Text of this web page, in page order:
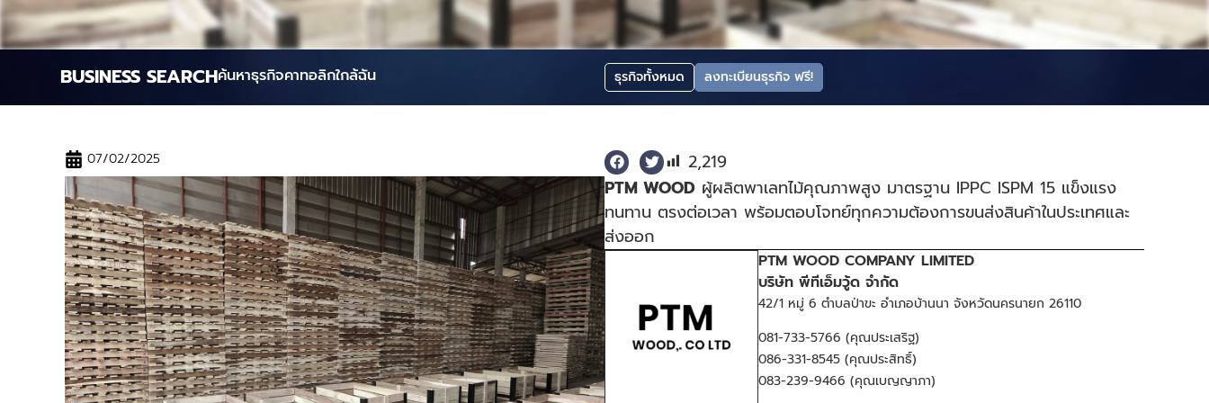
BUSINESS SEARCHค้นหาธุรกิจคาทอลิกใกล้ฉัน ธุรกิจทั้งหมด ลงทะเบียนธุรกิจ ฟรี!
07/02/2025
2,219
PTM WOOD ผู้ผลิตพาเลทไม้คุณภาพสูง มาตรฐาน IPPC ISPM 15 แข็งแรง
ทนทาน ตรงต่อเวลา พร้อมตอบโจทย์ทุกความต้องการขนส่งสินค้าในประเทศและ
ส่งออก
PTM WOOD COMPANY LIMITED
บริษัท พีทีเอ็มวู้ด จำกัด
42/1 หมู่ 6 ตำบลป่าขะ อำเภอบ้านนา จังหวัดนครนายก 26110
081-733-5766 (คุณประเสริฐ)
086-331-8545 (คุณประสิทธิ์)
083-239-9466 (คุณเบญญาภา)